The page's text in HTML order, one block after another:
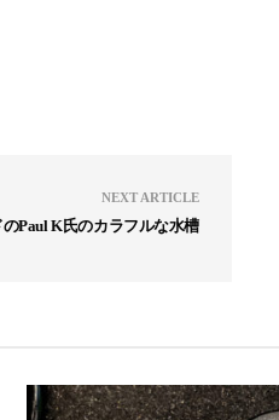
NEXT ARTICLE
Paul K氏のカラフルな水槽